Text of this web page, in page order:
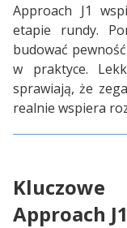
Approach J1
etapie rundy.
budować
w praktyce.
sprawiają, że
realnie wspiera
Approach J1